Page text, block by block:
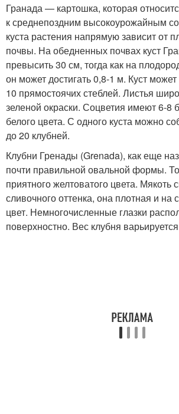
Гранада — картошка, которая
к среднепоздним высокоурожайным
куста растения напрямую зависит от
почвы. На обедненных почвах куст
превысить 30 см, тогда как на
он может достигать 0,8-1 м. Куст
10 прямостоячих стеблей. Листья
зеленой окраски. Соцветия имеют 6-8
белого цвета. С одного куста можно
до 20 клубней.
Клубни Гренады (Grenada), как еще
почти правильной овальной формы.
приятного желтоватого цвета. Мякоть
сливочного оттенка, она плотная и на
цвет. Немногочисленные глазки
поверхностно. Вес клубня